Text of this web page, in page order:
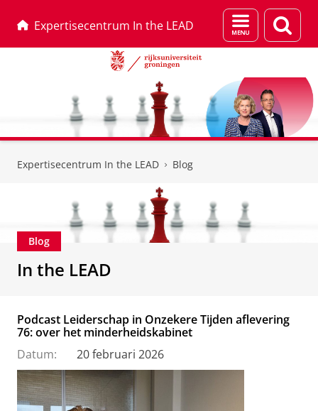
Expertisecentrum In the LEAD
Menu
en
Expertisecentrum In the LEAD Blog
Blog
In the LEAD
Podcast Leiderschap in Onzekere Tijden aflevering
76: over het minderheidskabinet
Datum:
20 februari 2026